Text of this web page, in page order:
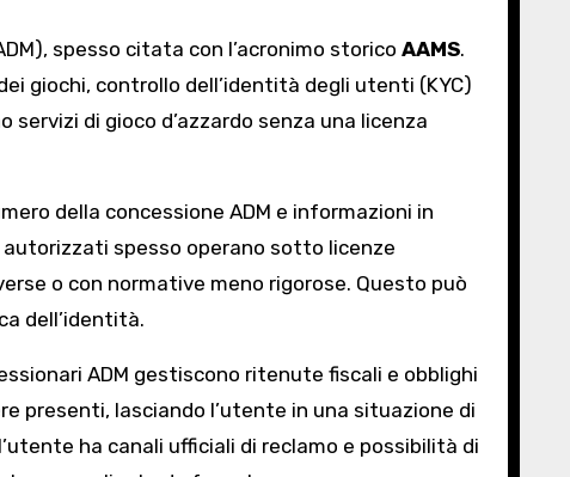
spesso citata con l’acronimo storico AAMS.
giochi, controllo dell’identità degli utenti (KYC)
di gioco d’azzardo senza una licenza
della concessione ADM e informazioni in
spesso operano sotto licenze
o con normative meno rigorose. Questo può
dell’identità.
ADM gestiscono ritenute fiscali e obblighi
presenti, lasciando l’utente in una situazione di
ha canali ufficiali di reclamo e possibilità di